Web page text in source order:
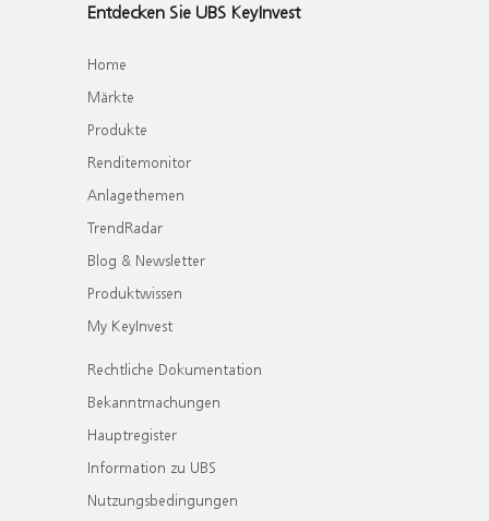
Entdecken Sie UBS KeyInvest
Home
Märkte
Produkte
Renditemonitor
Anlagethemen
TrendRadar
Blog & Newsletter
Produktwissen
My KeyInvest
Rechtliche Dokumentation
Bekanntmachungen
Hauptregister
Information zu UBS
Nutzungsbedingungen